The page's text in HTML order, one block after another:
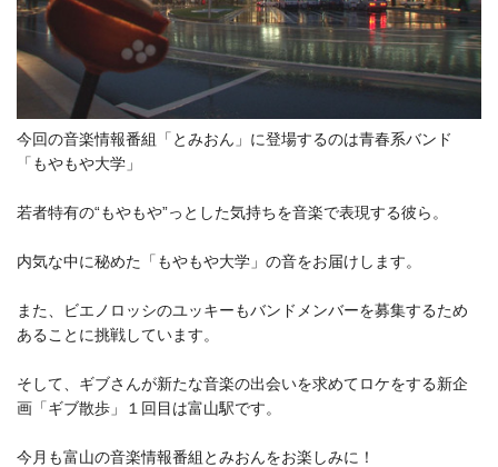
今回の音楽情報番組「とみおん」に登場するのは青春系バンド
「もやもや大学」
若者特有の“もやもや”っとした気持ちを音楽で表現する彼ら。
内気な中に秘めた「もやもや大学」の音をお届けします。
また、ビエノロッシのユッキーもバンドメンバーを募集するため
あることに挑戦しています。
そして、ギブさんが新たな音楽の出会いを求めてロケをする新企
画「ギブ散歩」１回目は富山駅です。
今月も富山の音楽情報番組とみおんをお楽しみに！